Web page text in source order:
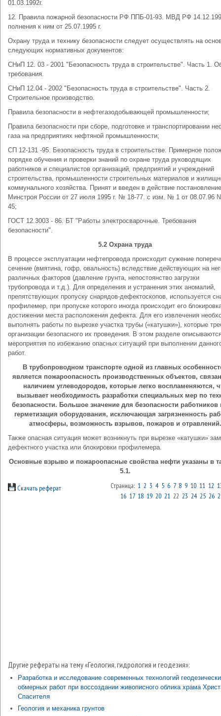
01.03.1992г.
12. Правила пожарной безопасности РФ ППБ-01-93. МВД РФ
полнения к ним от 25.07.1995 г.
Охрану труда и технику безопасности следует осуществлять на
следующих нормативных документов:
СНиП 12. 03 - 2001 "Безопасность труда в строительстве". Часть 1.
требования.
СНиП 12.04 - 2002 "Безопасность труда в строительстве". Часть 2.
Строительное производство.
Правила безопасности в нефтегазодобывающей промышлен­ности;
Правила безопасности при сборе, подготовке и транспортиро­вании
газа на предприятиях нефтяной промышленности;
СП 12-131 -95. Безопасность труда в строительстве. Пример­ное
порядке обучения и проверки знаний по охране труда руководящих
работников и специалистов организаций, пред­приятий и учреждений
строительства, промышленности строитель­ных материалов и
коммунального хозяйства. Принят и введен в действие
Минстроя России от 27 июля 1995 г. № 18-77. с изм. № 1 от 08.07.96
45;
ГОСТ 12.3003 - 86. БТ "Работы электросварочные. Требования
безопасности".
5.2 Охрана труда
В процессе эксплуатации нефтепровода происходит сужение
сечение (вмятина, гофр, овальность) вследствие действующих на
различных факторов (давление грунта, непостоянство загрузки
трубопровода и т.д.). Для определения и устранения этих аномалий,
препятствующих пропуску снарядов-дефектоскопов, используется
профилемер, при пропуске которого иногда происходит его
достижении места расположения дефекта. Для его извлечения
выполнять работы по вырезке участка трубы («катушки»), которые
организации безопасного их проведения. В этом разделе
мероприятия по избежанию опасных ситуаций при выполнении
работ.
В трубопроводном транспорте одной из главных
является пожароопасность производственных объектов,
наличием углеводородов, которые легко воспламеняются,
вызывает необходимость разработки специальных мер по
безопасности. Большое значение для безопасности работников
герметизация оборудования, исключающая загрязненность
атмосферы, возможность взрывов, пожаров и отравлений.
Также опасная ситуация может возникнуть при вырезке «катушки»
дефектного участка или блокировки профилемера.
Основные взрыво и пожароопасные свойства нефти указаны в
5.1.
Скачать реферат Страница: 1 2 3 4 5 6 7 8 9 10 11 12
16 17 18 19 20 21 22 23 24 25 26
Другие рефераты на тему «Геология, гидрология и геодезия»:
Разработка и исследование современных технологий
обмерных работ при воссоздании живописного облика храма
Спасителя
Геология и механика грунтов